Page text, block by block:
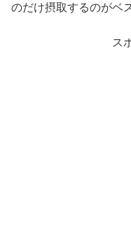
のだけ摂取するのがベ
ス